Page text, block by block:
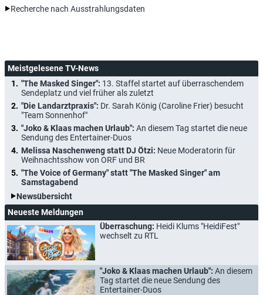
Recherche nach Ausstrahlungsdaten
Meistgelesene TV-News
"The Masked Singer": 13. Staffel startet auf überraschendem
Sendeplatz und viel früher als zuletzt
"Die Landarztpraxis": Dr. Sarah König (Caroline Frier) besucht
"Team Sonnenhof"
"Joko & Klaas machen Urlaub": An diesem Tag startet die neue
Sendung des Entertainer-Duos
Melissa Naschenweng statt DJ Ötzi: Neue Moderatorin für
Weihnachtsshow von ORF und BR
"The Voice of Germany" statt "The Masked Singer" am
Samstagabend
Newsübersicht
Neueste Meldungen
Überraschung: Heidi Klums "HeidiFest"
wechselt zu RTL
"Joko & Klaas machen Urlaub": An diesem
Tag startet die neue Sendung des
Entertainer-Duos